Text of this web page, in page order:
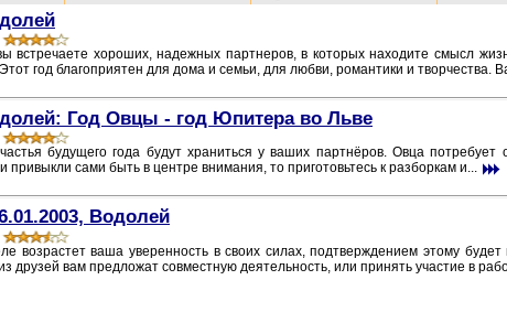
встречаете хороших, надежных партнеров, в которых находите смысл
год благоприятен для дома и семьи, для любви, романтики и творчества.
Год Овцы - год Юпитера во Льве
будущего года будут храниться у ваших партнёров. Овца
привыкли сами быть в центре внимания, то приготовьтесь к разборкам и...
Водолей
возрастет ваша уверенность в своих силах, подтверждением этому
друзей вам предложат совместную деятельность, или принять участие в